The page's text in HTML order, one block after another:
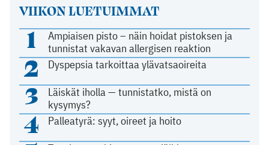
VIIKON LUETUIMMAT
1
Ampiaisen pisto – näin hoidat pistoksen ja
tunnistat vakavan allergisen reaktion
2 Dyspepsia tarkoittaa ylävatsaoireita
3
Läiskät iholla — tunnistatko, mistä on
kysymys?
4 Palleatyrä: syyt, oireet ja hoito